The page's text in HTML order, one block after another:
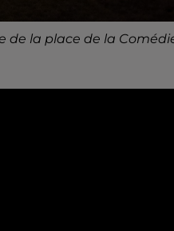
la place de la